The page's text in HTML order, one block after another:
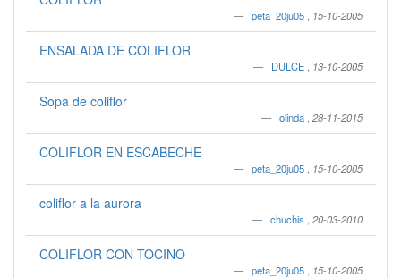
peta_20ju05 15-10-2005
ENSALADA DE COLIFLOR
DULCE 13-10-2005
Sopa de coliflor
olinda 28-11-2015
COLIFLOR EN ESCABECHE
peta_20ju05 15-10-2005
coliflor a la aurora
chuchis 20-03-2010
COLIFLOR CON TOCINO
peta_20ju05 15-10-2005